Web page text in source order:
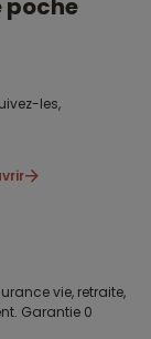
poche
les,
vie, retraite,
Garantie 0